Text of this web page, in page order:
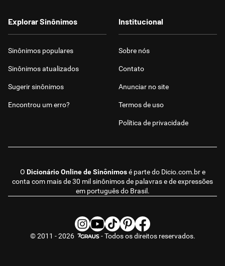
O Dicionário Online de Sinônimosé parte do Dicio.com.bre
conta com mais de 30 mil sinônimos de palavras e de expressões
em português do Brasil.
Explorar Sinônimos
Sinônimos populares
Sinônimos atualizados
Sugerir sinônimos
Encontrou um erro?
Institucional
Sobre nós
Contato
Anunciar no site
Termos de uso
Política de privacidade
© 2011 - 2026 - Todos os direitos reservados.